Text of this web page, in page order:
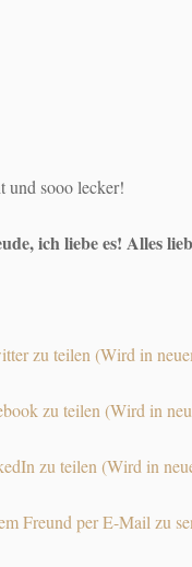
und sooo lecker!
ich liebe es! Alles
zu teilen (Wird in
zu teilen (Wird in
zu teilen (Wird in
Freund per E-Mail zu